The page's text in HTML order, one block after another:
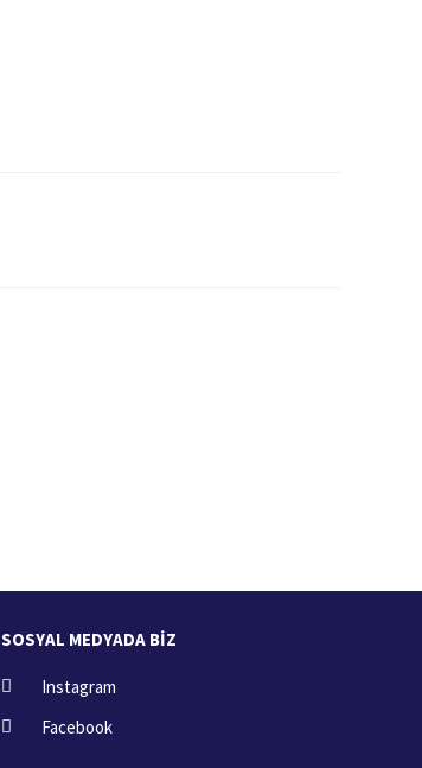
SOSYAL MEDYADA BİZ
Instagram
Facebook